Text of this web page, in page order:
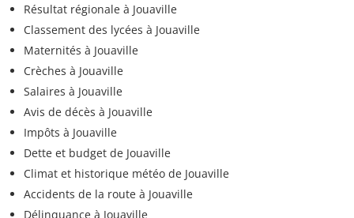
Résultat régionale à Jouaville
Classement des lycées à Jouaville
Maternités à Jouaville
Crèches à Jouaville
Salaires à Jouaville
Avis de décès à Jouaville
Impôts à Jouaville
Dette et budget de Jouaville
Climat et historique météo de Jouaville
Accidents de la route à Jouaville
Délinquance à Jouaville